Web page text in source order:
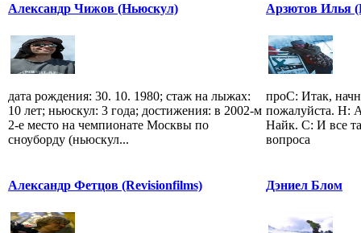
Александр Чижов (Ньюскул)
дата рождения: 30. 10. 1980; стаж на лыжах:
10 лет; ньюскул: 3 года; достижения: в 2002-м
2-е место на чемпионате Москвы по
сноуборду (ньюскул...
Арзютов Илья
проС: Итак,
пожалуйста. Н:
Найк. С: И все
вопроса
Александр Фетцов (Revisionfilms) Дэниел Блом